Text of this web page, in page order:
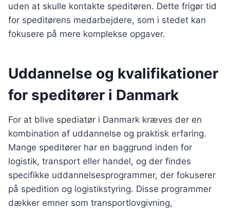
uden at skulle kontakte speditøren. Dette frigør tid
for speditørens medarbejdere, som i stedet kan
fokusere på mere komplekse opgaver.
Uddannelse og kvalifikationer
for speditører i Danmark
For at blive spediatør i Danmark kræves der en
kombination af uddannelse og praktisk erfaring.
Mange speditører har en baggrund inden for
logistik, transport eller handel, og der findes
specifikke uddannelsesprogrammer, der fokuserer
på spedition og logistikstyring. Disse programmer
dækker emner som transportlovgivning,